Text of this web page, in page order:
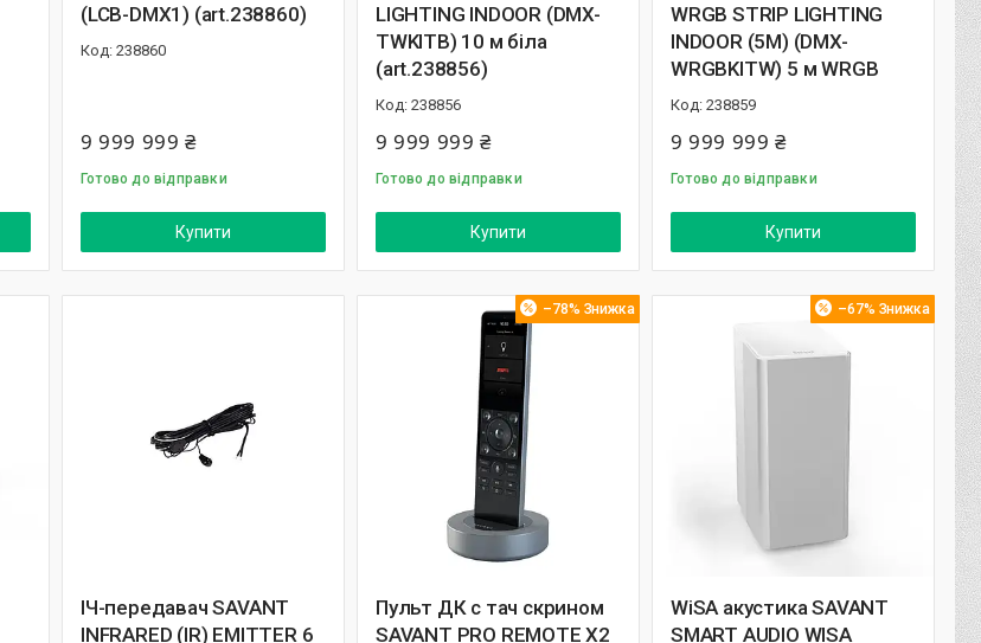
(LCB-DMX1) (art.238860)
238860
9 999 999 ₴
Готово до відправки
Купити
LIGHTING INDOOR (DMX-
TWKITB) 10 м біла
(art.238856)
238856
9 999 999 ₴
Готово до відправки
Купити
WRGB STRIP LIGHTING
INDOOR (5M) (DMX-
WRGBKITW) 5 м WRGB
238859
9 999 999 ₴
Готово до відправки
Купити
ІЧ-передавач SAVANT
INFRARED (IR) EMITTER 6
–78%
Пульт ДК с тач скрином
SAVANT PRO REMOTE X2
–67%
WiSA акустика SAVANT
SMART AUDIO WISA